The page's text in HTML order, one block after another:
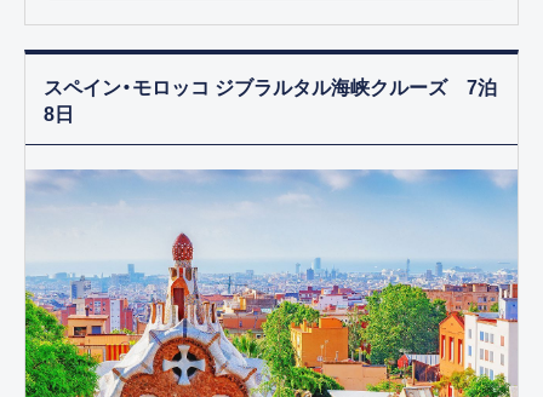
スペイン・モロッコ ジブラルタル海峡クルーズ 7泊
8日